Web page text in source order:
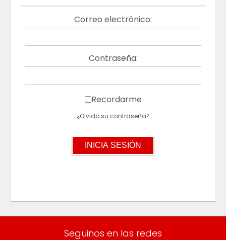
Correo electrónico:
Contraseña:
Recordarme
¿Olvidó su contraseña?
Seguinos en las redes